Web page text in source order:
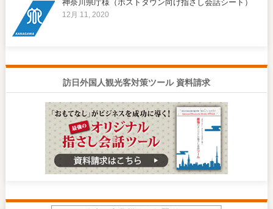
神奈川県庁様（ホストタウン向け指さし会話シート）
12月 11, 2020
訪日外国人観光客対策ツール 資料請求